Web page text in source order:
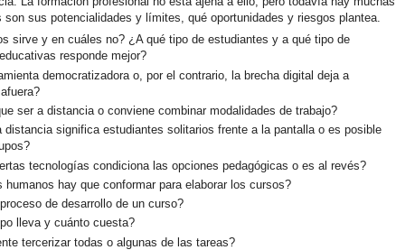
son sus potencialidades y límites, qué oportunidades y riesgos plantea.
sirve y en cuáles no? ¿A qué tipo de estudiantes y a qué tipo de
responde mejor?
democratizadora o, por el contrario, la brecha digital deja a
ser a distancia o conviene combinar modalidades de trabajo?
distancia significa estudiantes solitarios frente a la pantalla o es posible
tecnologías condiciona las opciones pedagógicas o es al revés?
humanos hay que conformar para elaborar los cursos?
de desarrollo de un curso?
lleva y cuánto cuesta?
tercerizar todas o algunas de las tareas?